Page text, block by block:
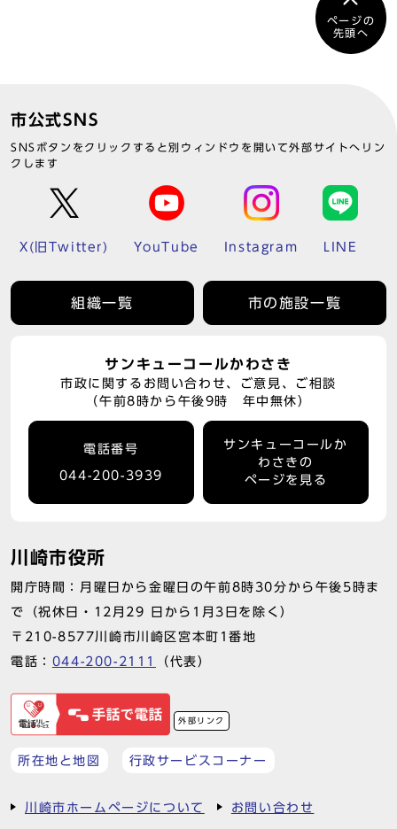
ページの
先頭へ
市公式SNS
SNSボタンをクリックすると別ウィンドウを開いて外部サイトへリン
クします
X(旧Twitter) YouTube Instagram LINE
組織一覧 市の施設一覧
サンキューコールかわさき
市政に関するお問い合わせ、ご意見、ご相談
（午前8時から午後9時 年中無休）
電話番号
044-200-3939
サンキューコールか
わさきの
ページを見る
川崎市役所
開庁時間：月曜日から金曜日の午前8時30分から午後5時ま
で（祝休日・12月29 日から1月3日を除く）
〒210-8577川崎市川崎区宮本町1番地
電話： 044-200-2111 （代表）
外部リンク
所在地と地図 行政サービスコーナー
川崎市ホームページについて お問い合わせ